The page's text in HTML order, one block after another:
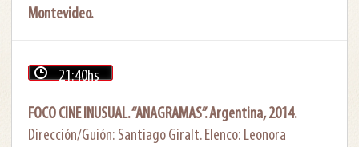
Montevideo.
21:40hs
FOCO CINE INUSUAL. “ANAGRAMAS”. Argentina, 2014.
Dirección/Guión: Santiago Giralt. Elenco: Leonora